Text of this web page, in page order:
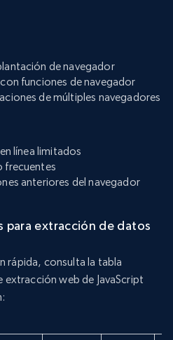
de navegador
funciones de navegador
de múltiples navegadores
línea limitados
frecuentes
anteriores del navegador
para extracción de datos
rápida, consulta la tabla
web de JavaScript